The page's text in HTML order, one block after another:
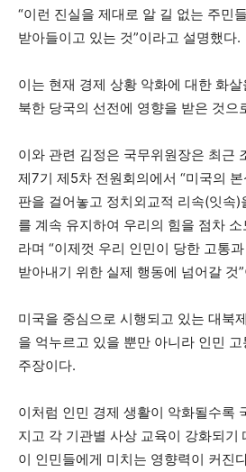
“이런 진실을 제대로 알 길 없는 주민
받아들이고 있는 것”이라고 설명했다.
이는 현재 경제 상황 악화에 대한 화
북한 당국의 선전에 영향을 받은 것으
이와 관련 김정은 국무위원장은 최근
제7기 제5차 전원회의에서 “미국의
판을 걸어놓고 정치외교적 리속(잇속)
를 계속 유지하여 우리의 힘을 점차
라며 “이제껏 우리 인민이 당한 고통
받아내기 위한 실제 행동에 넘어갈 것
미국을 중심으로 시행되고 있는 대북
을 억누르고 있을 뿐만 아니라 인민
주장이다.
이처럼 인민 경제 생활이 악화될수록
지고 각 기관별 사상 교육이 강화되기
이 인민들에게 미치는 영향력이 커진